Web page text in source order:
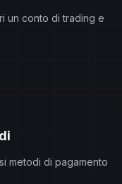
un conto di trading e
metodi di pagamento